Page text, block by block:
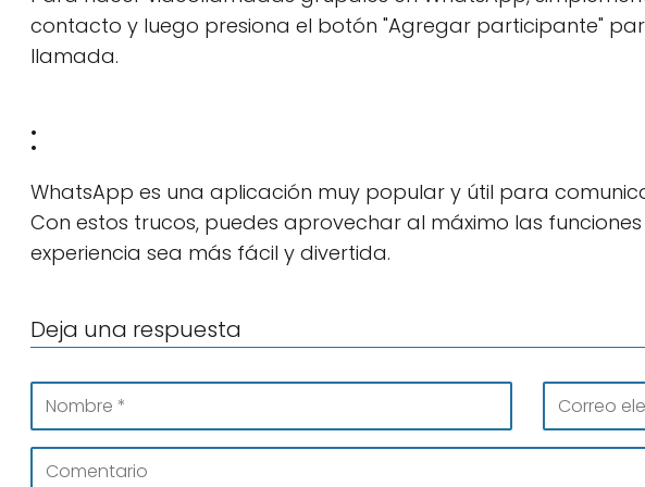
contacto y luego presiona el botón "Agregar participante"
llamada.
:
WhatsApp es una aplicación muy popular y útil para
Con estos trucos, puedes aprovechar al máximo las
experiencia sea más fácil y divertida.
Deja una respuesta